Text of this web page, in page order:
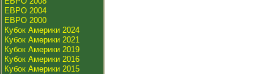
ЕВРО 2004
ЕВРО 2000
Кубок Америки 2024
Кубок Америки 2021
Кубок Америки 2019
Кубок Америки 2016
Кубок Америки 2015